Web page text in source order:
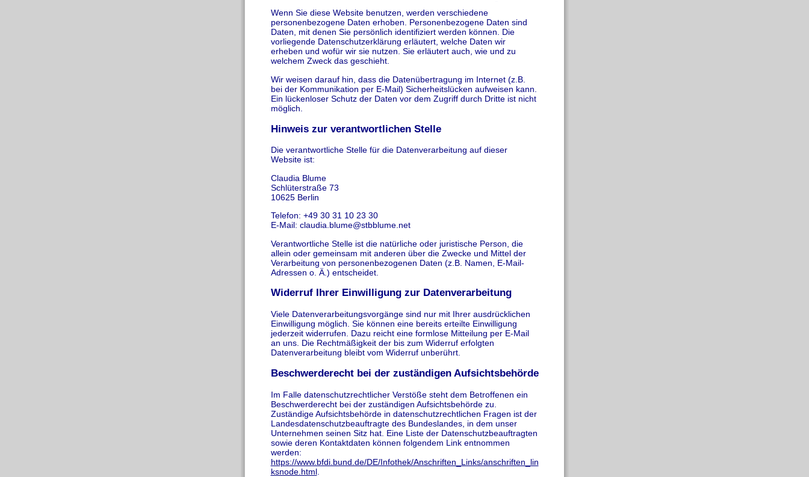
Wenn Sie diese Website benutzen, werden verschiedene
personenbezogene Daten erhoben. Personenbezogene Daten sind
Daten, mit denen Sie persönlich identifiziert werden können. Die
vorliegende Datenschutzerklärung erläutert, welche Daten wir
erheben und wofür wir sie nutzen. Sie erläutert auch, wie und zu
welchem Zweck das geschieht.
Wir weisen darauf hin, dass die Datenübertragung im Internet (z.B.
bei der Kommunikation per E-Mail) Sicherheitslücken aufweisen kann.
Ein lückenloser Schutz der Daten vor dem Zugriff durch Dritte ist nicht
möglich.
Hinweis zur verantwortlichen Stelle
Die verantwortliche Stelle für die Datenverarbeitung auf dieser
Website ist:
Claudia Blume
Schlüterstraße 73
10625 Berlin
Telefon: +49 30 31 10 23 30
E-Mail: claudia.blume@stbblume.net
Verantwortliche Stelle ist die natürliche oder juristische Person, die
allein oder gemeinsam mit anderen über die Zwecke und Mittel der
Verarbeitung von personenbezogenen Daten (z.B. Namen, E-Mail-
Adressen o. Ä.) entscheidet.
Widerruf Ihrer Einwilligung zur Datenverarbeitung
Viele Datenverarbeitungsvorgänge sind nur mit Ihrer ausdrücklichen
Einwilligung möglich. Sie können eine bereits erteilte Einwilligung
jederzeit widerrufen. Dazu reicht eine formlose Mitteilung per E-Mail
an uns. Die Rechtmäßigkeit der bis zum Widerruf erfolgten
Datenverarbeitung bleibt vom Widerruf unberührt.
Beschwerderecht bei der zuständigen Aufsichtsbehörde
Im Falle datenschutzrechtlicher Verstöße steht dem Betroffenen ein
Beschwerderecht bei der zuständigen Aufsichtsbehörde zu.
Zuständige Aufsichtsbehörde in datenschutzrechtlichen Fragen ist der
Landesdatenschutzbeauftragte des Bundeslandes, in dem unser
Unternehmen seinen Sitz hat. Eine Liste der Datenschutzbeauftragten
sowie deren Kontaktdaten können folgendem Link entnommen
werden:
https://www.bfdi.bund.de/DE/Infothek/Anschriften_Links/anschriften_lin
ksnode.html.